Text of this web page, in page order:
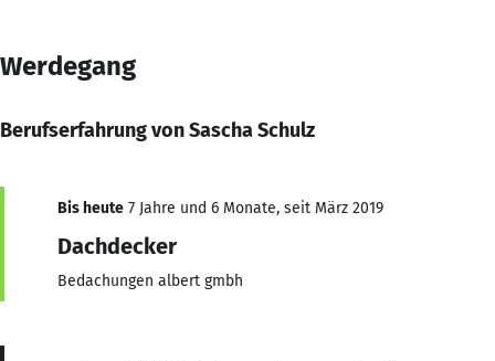
Werdegang
Berufserfahrung von Sascha Schulz
Bis heute 7 Jahre und 6 Monate, seit März 2019
Dachdecker
Bedachungen albert gmbh